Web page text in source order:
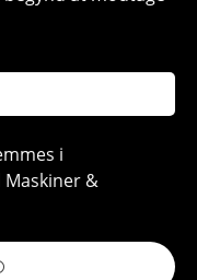
i
Maskiner &